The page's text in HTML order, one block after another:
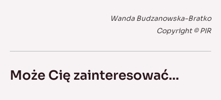
Wanda Budzanowska-Bratko
Copyright © PIR
Może Cię zainteresować...